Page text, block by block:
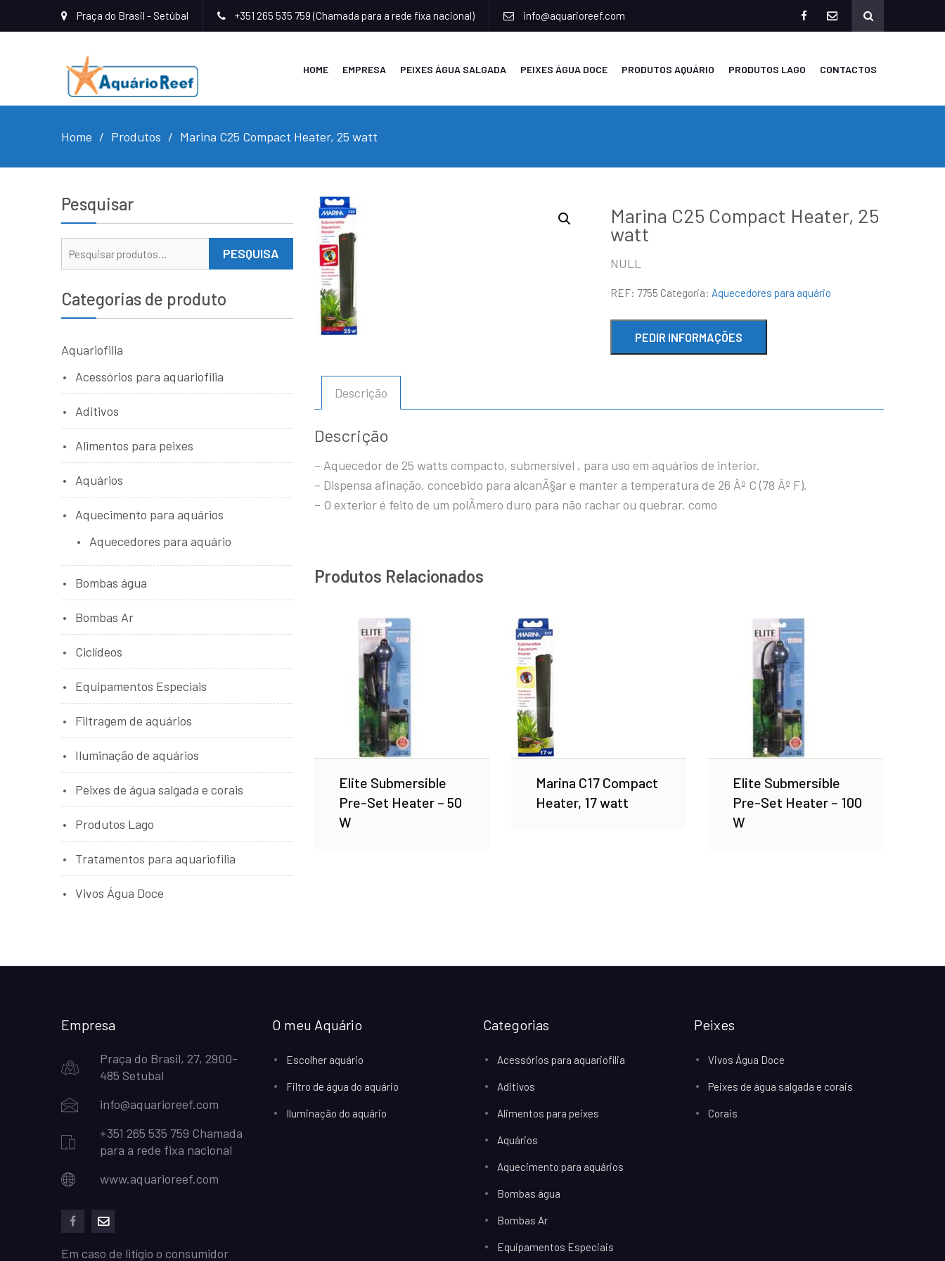
Praça do Brasil - Setúbal +351 265 535 759 (Chamada para a rede fixa nacional) info@aquarioreef.com
HOME EMPRESA PEIXES ÁGUA SALGADA PEIXES ÁGUA DOCE PRODUTOS AQUÁRIO PRODUTOS LAGO CONTACTOS
Home Produtos Marina C25 Compact Heater, 25 watt
Marina C25 Compact Heater, 25
watt
NULL
REF: 7755 Categoria: Aquecedores para aquário
Descrição
Descrição
– Aquecedor de 25 watts compacto, submersível , para uso em aquários de interior.
– Dispensa afinação, concebido para alcanÃ§ar e manter a temperatura de 26 Âº C (78 Âº F).
– O exterior é feito de um polÃ­mero duro para não rachar ou quebrar. como
Produtos Relacionados
Elite Submersible
Pre-Set Heater – 50
W
Marina C17 Compact
Heater, 17 watt
Elite Submersible
Pre-Set Heater – 100
W
Pesquisar
PESQUISA
Categorias de produto
Aquariofilia
Acessórios para aquariofilia
Aditivos
Alimentos para peixes
Aquários
Aquecimento para aquários
Aquecedores para aquário
Bombas água
Bombas Ar
Ciclídeos
Equipamentos Especiais
Filtragem de aquários
Iluminação de aquários
Peixes de água salgada e corais
Produtos Lago
Tratamentos para aquariofilia
Vivos Água Doce
Empresa
Praça do Brasil, 27, 2900-
485 Setubal
info@aquarioreef.com
+351 265 535 759 Chamada
para a rede fixa nacional
www.aquarioreef.com
Em caso de litígio o consumidor
O meu Aquário
Escolher aquário
Filtro de água do aquário
Iluminação do aquário
Categorias
Acessórios para aquariofilia
Aditivos
Alimentos para peixes
Aquários
Aquecimento para aquários
Bombas água
Bombas Ar
Equipamentos Especiais
Peixes
Vivos Água Doce
Peixes de água salgada e corais
Corais